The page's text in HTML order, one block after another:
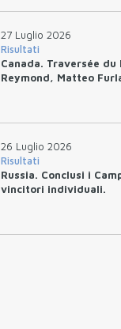
27 Luglio 2026
Risultati
Canada. Traversée
Reymond, Matteo
26 Luglio 2026
Risultati
Russia. Conclusi i
vincitori individuali.